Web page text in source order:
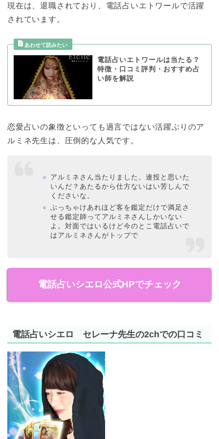
現在は、退職されており、電話占いエトワールで活躍
されています。
電話占いエトワールは当たる？
特徴・口コミ評判・おすすめ占
い師を解説
恋愛占いの象徴といっても過言ではない活躍ぶりのア
ルミネ先生は、圧倒的な人気です。
アルミネさん当たりました。連投と思いた
いんだ？あたるから仕方ないはい苦しんで
くださいな。
ぶっちゃけあれほど客を鑑定だけで満足さ
せる鑑定師ってアルミネさんしかいない
よ。対面ではいるけど今のとこ電話占いで
はアルミネさんがトップで
電話占いシエロ公式HPでチェック
電話占いシエロ セレーナ先生の2chでの口コミ